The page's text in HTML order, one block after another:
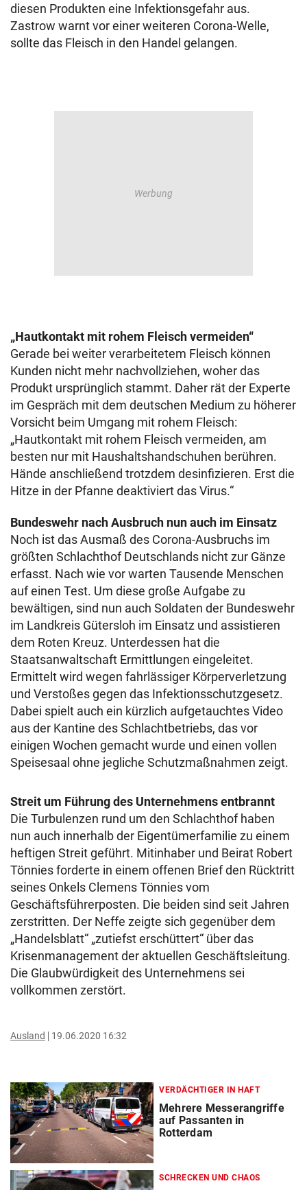
diesen Produkten eine Infektionsgefahr aus.
Zastrow warnt vor einer weiteren Corona-Welle,
sollte das Fleisch in den Handel gelangen.
„Hautkontakt mit rohem Fleisch vermeiden“
Gerade bei weiter verarbeitetem Fleisch können
Kunden nicht mehr nachvollziehen, woher das
Produkt ursprünglich stammt. Daher rät der Experte
im Gespräch mit dem deutschen Medium zu höherer
Vorsicht beim Umgang mit rohem Fleisch:
„Hautkontakt mit rohem Fleisch vermeiden, am
besten nur mit Haushaltshandschuhen berühren.
Hände anschließend trotzdem desinfizieren. Erst die
Hitze in der Pfanne deaktiviert das Virus.“
Bundeswehr nach Ausbruch nun auch im Einsatz
Noch ist das Ausmaß des Corona-Ausbruchs im
größten Schlachthof Deutschlands nicht zur Gänze
erfasst. Nach wie vor warten Tausende Menschen
auf einen Test. Um diese große Aufgabe zu
bewältigen, sind nun auch Soldaten der Bundeswehr
im Landkreis Gütersloh im Einsatz und assistieren
dem Roten Kreuz. Unterdessen hat die
Staatsanwaltschaft Ermittlungen eingeleitet.
Ermittelt wird wegen fahrlässiger Körperverletzung
und Verstoßes gegen das Infektionsschutzgesetz.
Dabei spielt auch ein kürzlich aufgetauchtes Video
aus der Kantine des Schlachtbetriebs, das vor
einigen Wochen gemacht wurde und einen vollen
Speisesaal ohne jegliche Schutzmaßnahmen zeigt.
Streit um Führung des Unternehmens entbrannt
Die Turbulenzen rund um den Schlachthof haben
nun auch innerhalb der Eigentümerfamilie zu einem
heftigen Streit geführt. Mitinhaber und Beirat Robert
Tönnies forderte in einem offenen Brief den Rücktritt
seines Onkels Clemens Tönnies vom
Geschäftsführerposten. Die beiden sind seit Jahren
zerstritten. Der Neffe zeigte sich gegenüber dem
„Handelsblatt“ „zutiefst erschüttert“ über das
Krisenmanagement der aktuellen Geschäftsleitung.
Die Glaubwürdigkeit des Unternehmens sei
vollkommen zerstört.
Ausland 19.06.2020 16:32
VERDÄCHTIGER IN HAFT
Mehrere Messerangriffe
auf Passanten in
Rotterdam
SCHRECKEN UND CHAOS